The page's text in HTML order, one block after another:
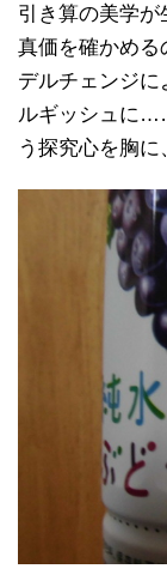
引き算の美学
真価を確かめる
デルチェンジ
ルギッシュに
う探究心を胸に